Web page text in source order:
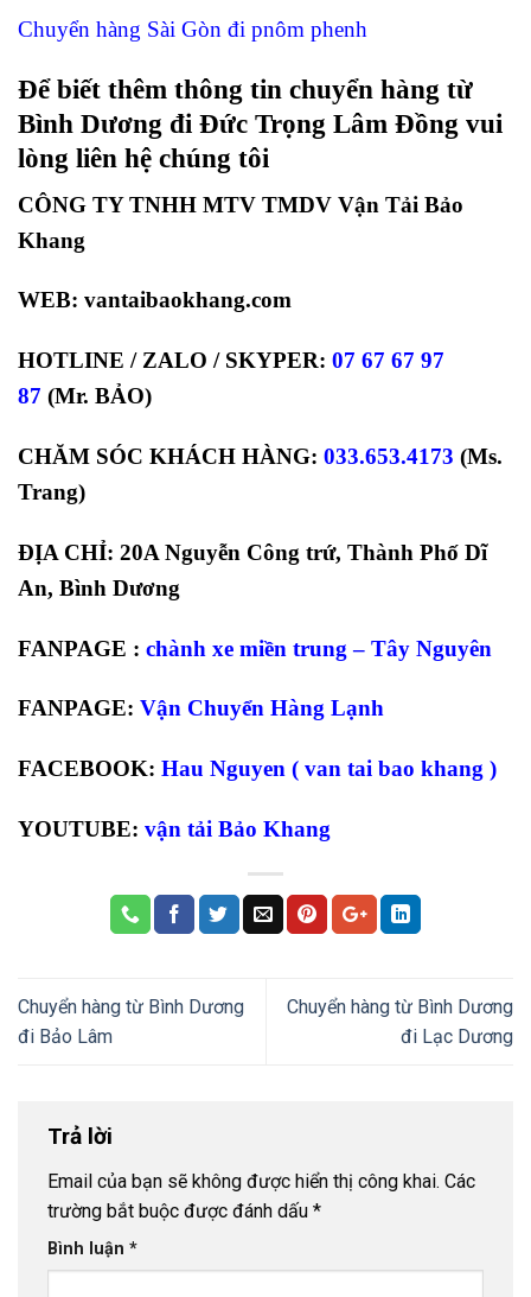
Chuyển hàng Sài Gòn đi pnôm phenh
Để biết thêm thông tin chuyển hàng từ
Bình Dương đi Đức Trọng Lâm Đồng vui
lòng liên hệ chúng tôi
CÔNG TY TNHH MTV TMDV Vận Tải Bảo
Khang
WEB: vantaibaokhang.com
HOTLINE / ZALO / SKYPER: 07 67 67 97
87 (Mr. BẢO)
CHĂM SÓC KHÁCH HÀNG: 033.653.4173 (Ms.
Trang)
ĐỊA CHỈ: 20A Nguyễn Công trứ, Thành Phố Dĩ
An, Bình Dương
FANPAGE : chành xe miền trung – Tây Nguyên
FANPAGE: Vận Chuyển Hàng Lạnh
FACEBOOK: Hau Nguyen ( van tai bao khang )
YOUTUBE: vận tải Bảo Khang
Chuyển hàng từ Bình Dương
đi Bảo Lâm
Chuyển hàng từ Bình Dương
đi Lạc Dương
Trả lời
Email của bạn sẽ không được hiển thị công khai. Các
trường bắt buộc được đánh dấu *
Bình luận *